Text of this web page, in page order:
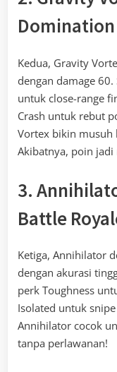
Domination
Kedua, Gravity
dengan damage
untuk close-range
Crash untuk rebut
Vortex bikin
Akibatnya, poin
3.
Battle
Ketiga, Annihilator
dengan akurasi
perk Toughness
Isolated untuk
Annihilator cocok
tanpa perlawanan!